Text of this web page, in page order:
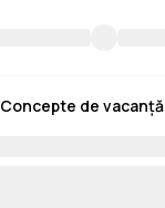
Concepte de vacanță